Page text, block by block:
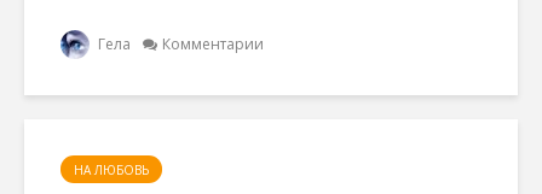
Гела Комментарии
НА ЛЮБОВЬ